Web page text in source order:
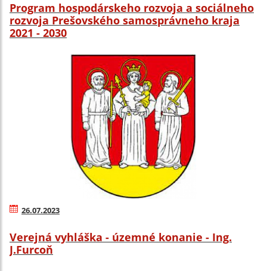
Program hospodárskeho rozvoja a sociálneho
rozvoja Prešovského samosprávneho kraja
2021 - 2030
26.07.2023
Verejná vyhláška - územné konanie - Ing.
J.Furcoň